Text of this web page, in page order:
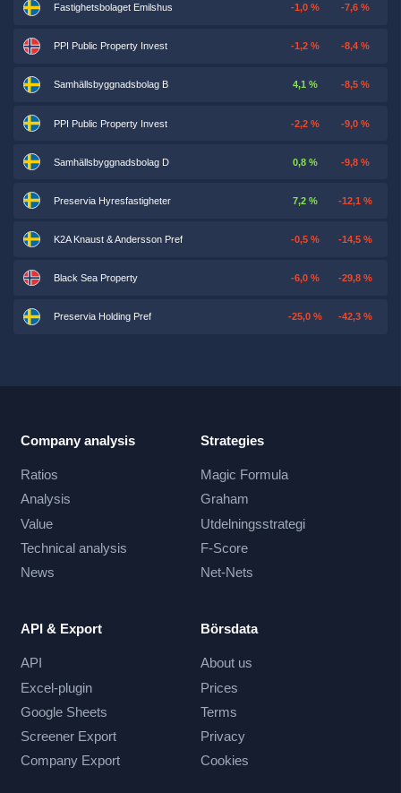
Fastighetsbolaget Emilshus -1,0 % -7,6 %
PPI Public Property Invest -1,2 % -8,4 %
Samhällsbyggnadsbolag B 4,1 % -8,5 %
PPI Public Property Invest -2,2 % -9,0 %
Samhällsbyggnadsbolag D 0,8 % -9,8 %
Preservia Hyresfastigheter 7,2 % -12,1 %
K2A Knaust & Andersson Pref -0,5 % -14,5 %
Black Sea Property -6,0 % -29,8 %
Preservia Holding Pref -25,0 % -42,3 %
Company analysis
Ratios
Analysis
Value
Technical analysis
News
Strategies
Magic Formula
Graham
Utdelningsstrategi
F-Score
Net-Nets
API & Export
API
Excel-plugin
Google Sheets
Screener Export
Company Export
Börsdata
About us
Prices
Terms
Privacy
Cookies